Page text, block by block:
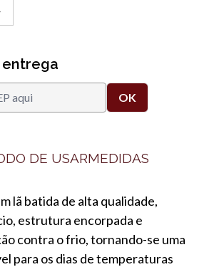
DE USARMEDIDAS
lã batida de alta qualidade,
estrutura encorpada e
contra o frio, tornando-se uma
para os dias de temperaturas